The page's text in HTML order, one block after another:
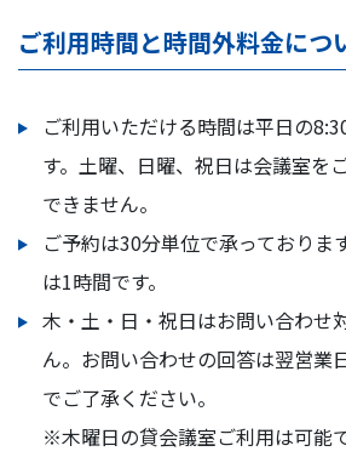
ご利用時間と時間外料金につ
ご利用いただける時間は平日の
す。土曜、日曜、祝日は会議室を
できません。
ご予約は30分単位で承っておりま
は1時間です。
木・土・日・祝日はお問い合わせ
ん。お問い合わせの回答は翌営業
でご了承ください。
※木曜日の貸会議室ご利用は可能で